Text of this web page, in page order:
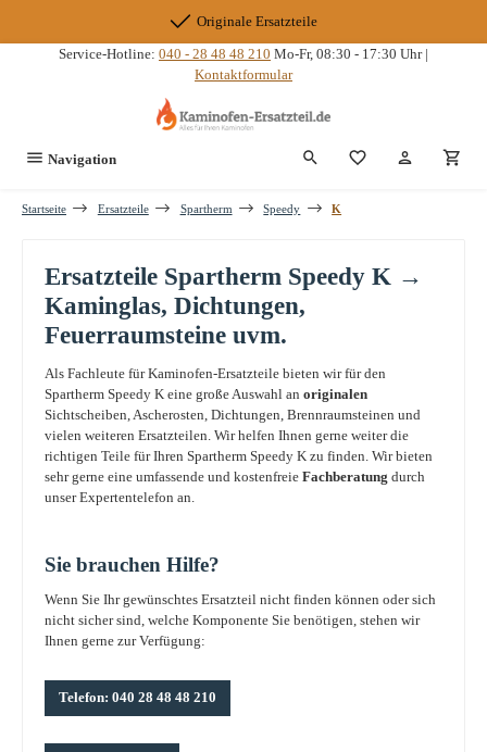
Originale Ersatzteile
Service-Hotline: 040 - 28 48 48 210 Mo-Fr, 08:30 - 17:30 Uhr |
Kontaktformular
Navigation Du hast 0
Startseite Ersatzteile Spartherm Speedy K
Ersatzteile Spartherm Speedy K →
Kaminglas, Dichtungen,
Feuerraumsteine uvm.
Als Fachleute für Kaminofen-Ersatzteile bieten wir für den
Spartherm Speedy K eine große Auswahl an originalen
Sichtscheiben, Ascherosten, Dichtungen, Brennraumsteinen und
vielen weiteren Ersatzteilen. Wir helfen Ihnen gerne weiter die
richtigen Teile für Ihren Spartherm Speedy K zu finden. Wir bieten
sehr gerne eine umfassende und kostenfreie Fachberatung durch
unser Expertentelefon an.
Sie brauchen Hilfe?
Wenn Sie Ihr gewünschtes Ersatzteil nicht finden können oder sich
nicht sicher sind, welche Komponente Sie benötigen, stehen wir
Ihnen gerne zur Verfügung:
Telefon: 040 28 48 48 210